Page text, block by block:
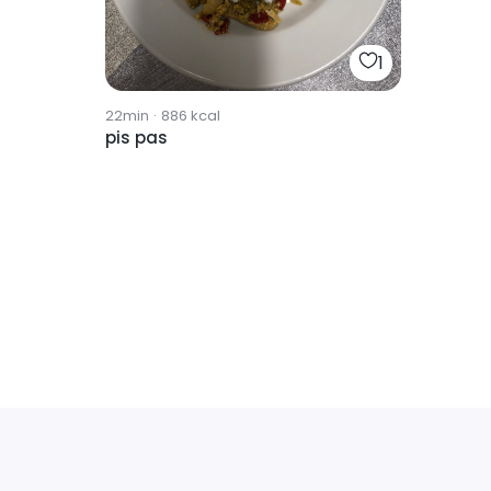
1
22min · 886 kcal
pis pas